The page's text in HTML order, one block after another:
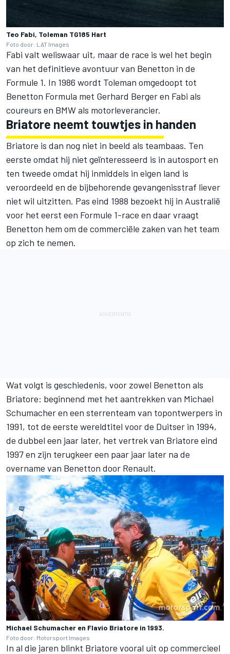
Teo Fabi, Toleman TG185 Hart
Foto door: LAT Images
Fabi valt weliswaar uit, maar de race is wel het begin
van het definitieve avontuur van Benetton in de
Formule 1. In 1986 wordt Toleman omgedoopt tot
Benetton Formula met Gerhard Bergeren Fabi als
coureurs en BMW als motorleverancier.
Briatore neemt touwtjes in handen
Briatore is dan nog niet in beeld als teambaas. Ten
eerste omdat hij niet geïnteresseerd is in autosport en
ten tweede omdat hij inmiddels in eigen land is
veroordeeld en de bijbehorende gevangenisstraf liever
niet wil uitzitten. Pas eind 1988 bezoekt hij in Australië
voor het eerst een Formule 1-race en daar vraagt
Benetton hem om de commerciële zaken van het team
op zich te nemen.
Wat volgt is geschiedenis, voor zowel Benetton als
Briatore: beginnend met het aantrekken van Michael
Schumacheren een sterrenteam van topontwerpers in
1991, tot de eerste wereldtitel voor de Duitser in 1994,
de dubbel een jaar later, het vertrek van Briatore eind
1997 en zijn terugkeer een paar jaar later na de
overname van Benetton door Renault.
Michael Schumacher en Flavio Briatore in 1993.
Foto door: Motorsport Images
In al die jaren blinkt Briatore vooral uit op commercieel